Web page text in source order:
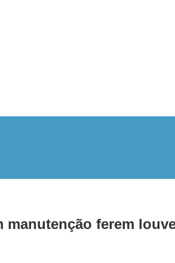
manutenção ferem